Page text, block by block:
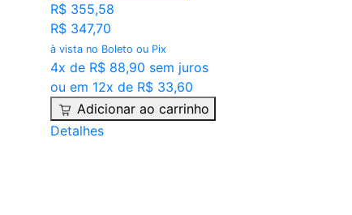
R$ 355,58
R$ 347,70
à vista no Boleto ou Pix
4x de R$ 88,90 sem juros
ou em 12x de R$ 33,60
Adicionar ao carrinho
Detalhes